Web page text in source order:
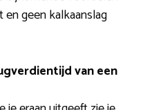
geen kalkaanslag
van een